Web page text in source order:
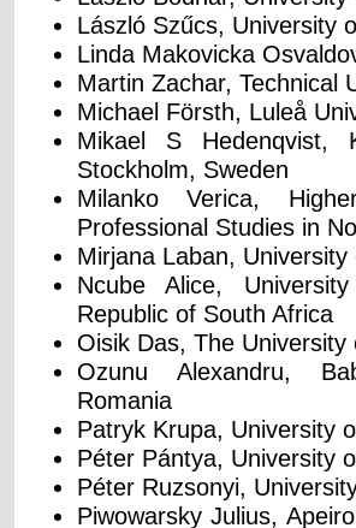
László Szűcs, University
Linda Makovicka
Martin Zachar, Technical
Michael Försth, Luleå
Mikael S Hedenqvist,
Stockholm, Sweden
Milanko Verica,
Professional Studies in
Mirjana Laban,
Ncube Alice,
Republic of South Africa
Oisik Das, The
Ozunu Alexandru,
Romania
Patryk Krupa, University
Péter Pántya, University
Péter Ruzsonyi,
Piwowarsky Julius,